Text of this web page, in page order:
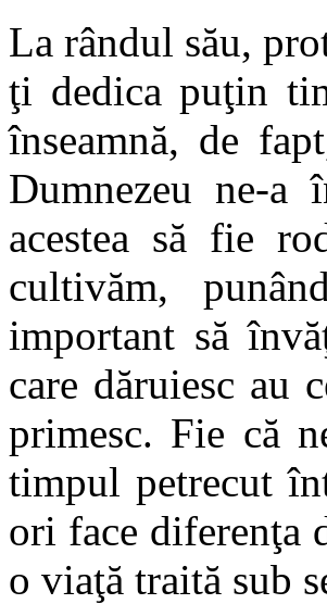
La rândul său,
ţi dedica puţin
înseamnă, de
Dumnezeu ne-a
acestea să fie
cultivăm,
important să
care dăruiesc au
primesc. Fie că
timpul petrecut
ori face diferenţa
o viaţă traită sub